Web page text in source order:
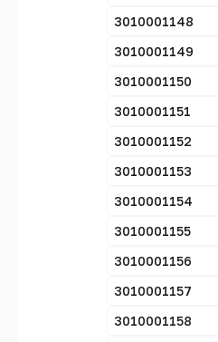
3010001148
3010001149
3010001150
3010001151
3010001152
3010001153
3010001154
3010001155
3010001156
3010001157
3010001158